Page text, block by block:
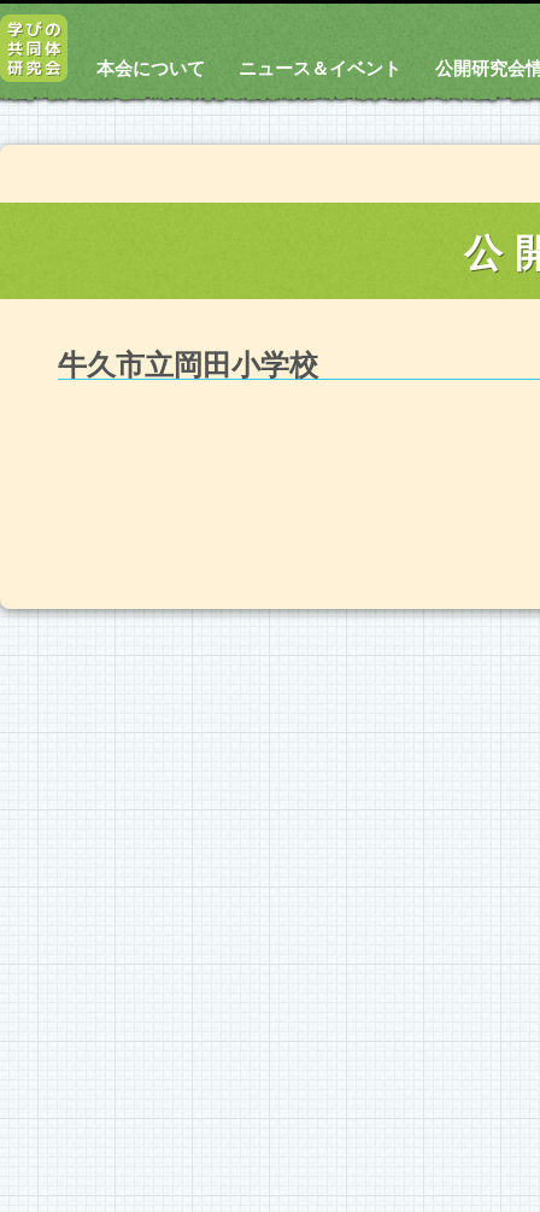
本会について ニュース＆イベント 公開研究会
公
牛久市立岡田小学校